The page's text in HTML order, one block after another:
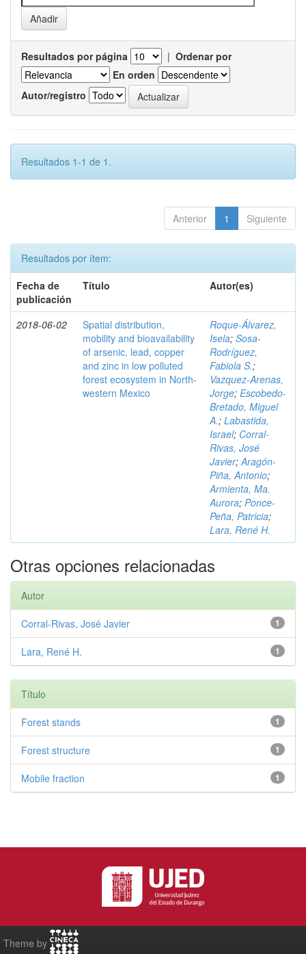
Resultados por página | Ordenar por
En orden
Autor/registro
Resultados 1-1 de 1.
Anterior 1 Siguiente
Resultados por ítem:
Fecha de
publicación
Título Autor(es)
2018-06-02
Spatial distribution,
mobility and bioavailability
of arsenic, lead, copper
and zinc in low polluted
forest ecosystem in North-
western Mexico
Roque-Álvarez,
Isela; Sosa-
Rodríguez,
Fabiola S.;
Vazquez-Arenas,
Jorge; Escobedo-
Bretado, Miguel
A.; Labastida,
Israel; Corral-
Rivas, José
Javier;Aragón-
Piña, Antonio;
Armienta, Ma.
Aurora; Ponce-
Peña, Patricia;
Lara, René H.
Otras opciones relacionadas
Autor
1
Corral-Rivas, José Javier
1
Lara, René H.
Título
1
Forest stands
1
Forest structure
1
Mobile fraction
Theme by